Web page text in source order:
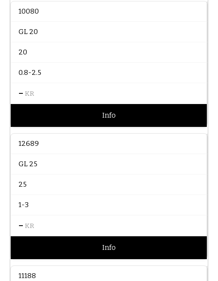
10080
GL 20
20
0.8-2.5
– KR
Info
12689
GL 25
25
1-3
– KR
Info
11188